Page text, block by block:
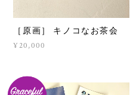
［原画］ キノコなお茶会
¥20,000